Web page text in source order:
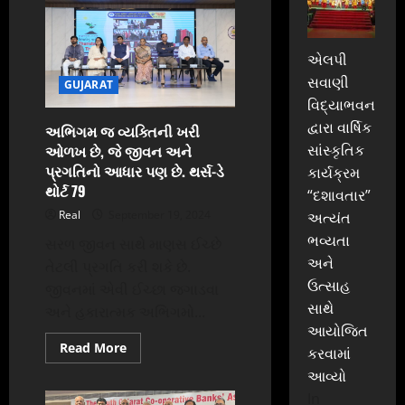
એક
સિદ્ધિ
હાંસિલ
કરી
–
સહકાર
સેતુમાં
ગુજરાતમાં
ડિપોઝિટમાં
પ્રથમ
એવોર્ડ
એનાયત
GUJARAT
અભિગમ જ વ્યક્તિની ખરી
ઓળખ છે, જે જીવન અને
પ્રગતિનો આધાર પણ છે. થર્સ-ડે
થોર્ટ 79
Real
Read MoreRead
more
જ
એલપી
સવાણી
વિદ્યાભવન
દ્વારા વાર્ષિક
સાંસ્કૃતિક
કાર્યક્રમ
“દશાવતાર”
અત્યંત
ભવ્યતા
અને
ઉત્સાહ
સાથે
આયોજિત
કરવામાં
આવ્યો